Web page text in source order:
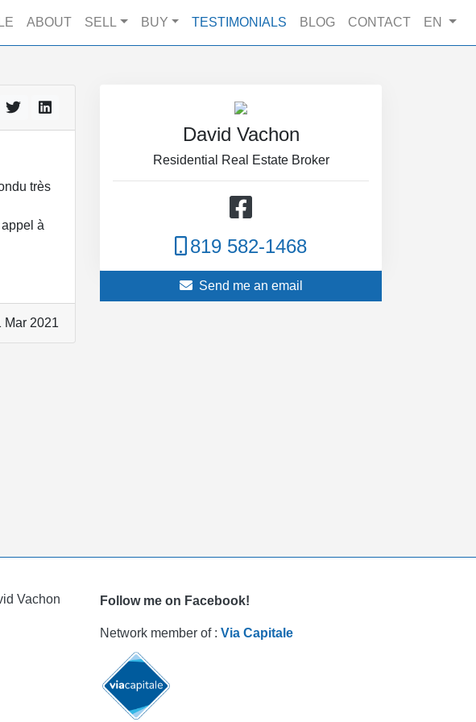
ABOUT SELL BUY TESTIMONIALS BLOG CONTACT EN
très
à
Mar 2021
David Vachon
Residential Real Estate Broker
819 582-1468
Send me an email
Follow me on Facebook!
Network member of : Via Capitale